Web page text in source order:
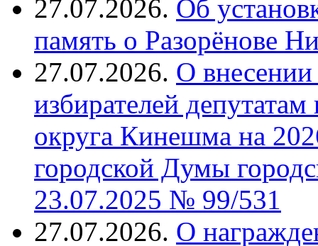
27.07.2026. Об
память о Разорёнове
27.07.2026. О внесении
избирателей
округа Кинешма на
городской Думы
23.07.2025 № 99/531
27.07.2026. О